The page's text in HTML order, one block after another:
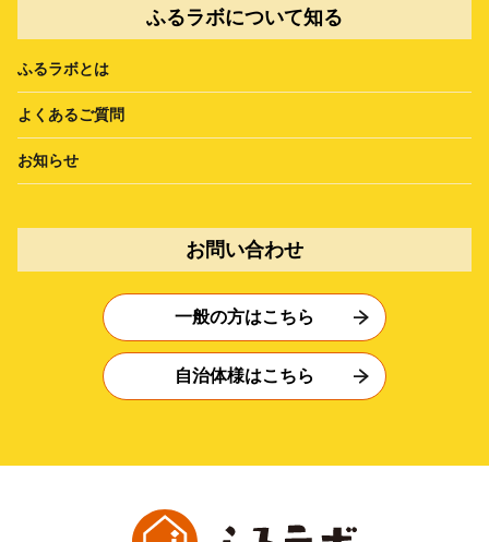
ふるラボについて知る
ふるラボとは
よくあるご質問
お知らせ
お問い合わせ
一般の方はこちら
自治体様はこちら